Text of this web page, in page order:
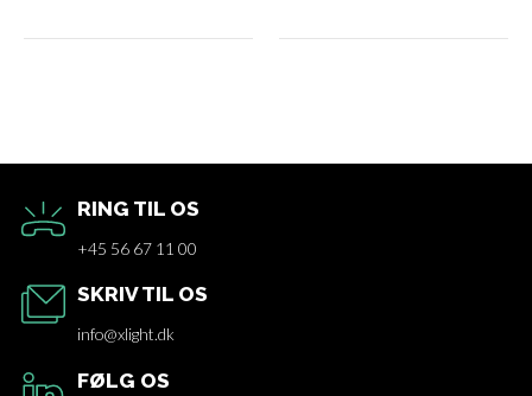
RING TIL OS
+45 56 67 11 00
SKRIV TIL OS
info@xlight.dk
FØLG OS